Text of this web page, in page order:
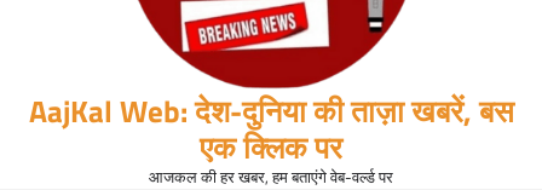
AajKal Web: देश-दुनिया की ताज़ा खबरें, बस
एक क्लिक पर
आजकल की हर खबर, हम बताएंगे वेब-वर्ल्ड पर